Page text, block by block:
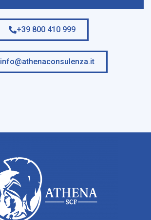
+39 800 410 999
info@athenaconsulenza.it